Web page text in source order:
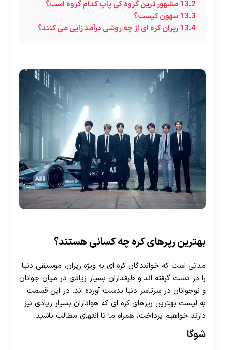
13.2مشهور ترین گروه کی پاپ کدام گروه است؟
13.3سهون کیست؟
13.4رپران کره ای از چه روشی درآمد زایی می کنند؟
بهترین رپرهای کره چه کسانی هستند؟
مدتی است که خوانندگان کره ای به ویژه رپران، موسیقی دنیا
را در دست گرفته اند و طرفداران بسیار زیادی در میان جوانان
و نوجوانان در سرتاسر دنیا بدست آورده اند. در این قسمت
به لیست بهترین رپرهای کره ای که هواداران بسیار زیادی نیز
دارند خواهیم پرداخت، همراه ما تا انتهای مطالب باشید.
شوگا